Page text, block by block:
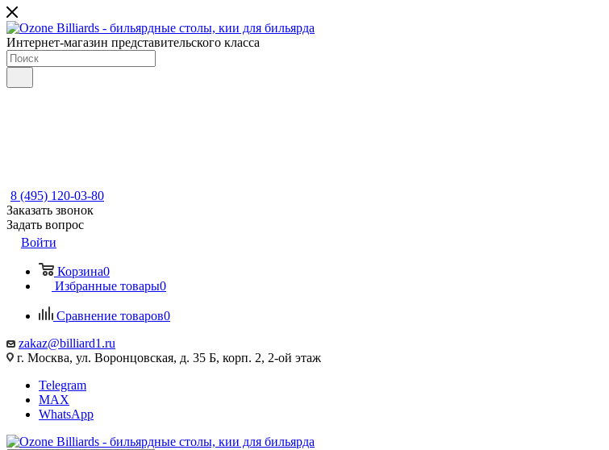
Интернет-магазин представительского класса
8 (495) 120-03-80
Заказать звонок
Задать вопрос
Войти
Корзина0
Избранные товары0
Сравнение товаров0
zakaz@billiard1.ru
г. Москва, ул. Воронцовская, д. 35 Б, корп. 2, 2-ой этаж
Telegram
MAX
WhatsApp